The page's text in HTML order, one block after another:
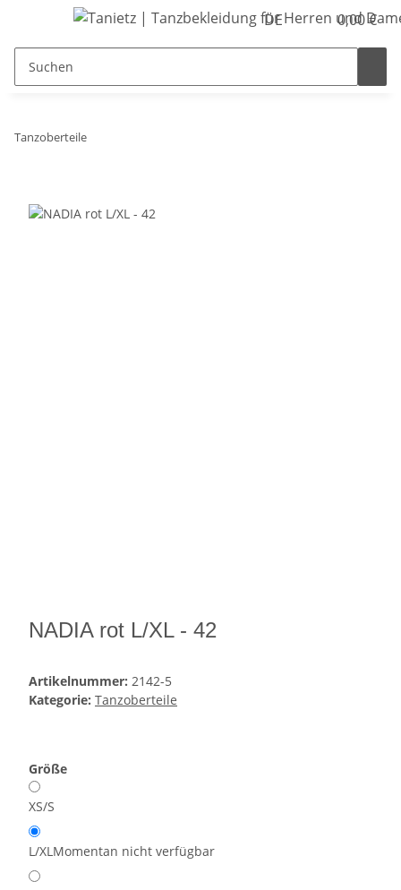
DE 0,00 €
Tanzoberteile
NADIA rot L/XL - 42
Artikelnummer: 2142-5
Kategorie: Tanzoberteile
Größe
XS/S
L/XLMomentan nicht verfügbar